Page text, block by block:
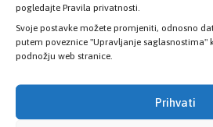
pogledajte Pravila privatnosti.
Svoje postavke možete promjeniti, odnosno
putem poveznice "Upravljanje saglasnostima"
podnožju web stranice.
Prihvati
PROVJERITE